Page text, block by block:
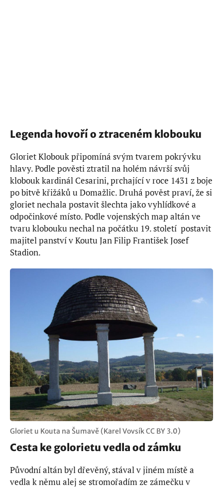
Legenda hovoří o ztraceném klobouku
Gloriet Klobouk připomíná svým tvarem pokrývku
hlavy. Podle pověsti ztratil na holém návrší svůj
klobouk kardinál Cesarini, prchající v roce 1431 z boje
po bitvě křižáků u Domažlic. Druhá pověst praví, že si
gloriet nechala postavit šlechta jako vyhlídkové a
odpočinkové místo. Podle vojenských map altán ve
tvaru klobouku nechal na počátku 19. století postavit
majitel panství v Koutu Jan Filip František Josef
Stadion.
Gloriet u Kouta na Šumavě (Karel Vovsík CC BY 3.0)
Cesta ke golorietu vedla od zámku
Původní altán byl dřevěný, stával v jiném místě a
vedla k němu alej se stromořadím ze zámečku v